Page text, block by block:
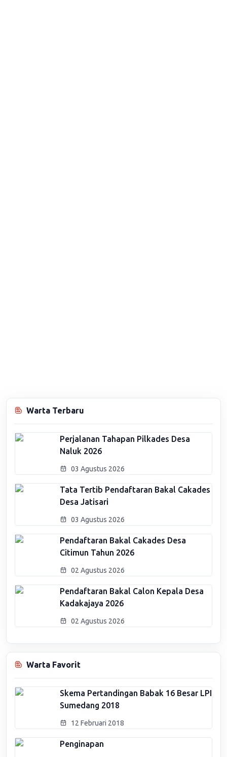
Warta Terbaru
Perjalanan Tahapan Pilkades Desa
Naluk 2026
03 Agustus 2026
Tata Tertib Pendaftaran Bakal Cakades
Desa Jatisari
03 Agustus 2026
Pendaftaran Bakal Cakades Desa
Citimun Tahun 2026
02 Agustus 2026
Pendaftaran Bakal Calon Kepala Desa
Kadakajaya 2026
02 Agustus 2026
Warta Favorit
Skema Pertandingan Babak 16 Besar LPI
Sumedang 2018
12 Februari 2018
Penginapan